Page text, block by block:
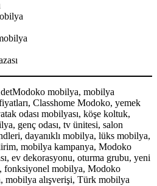
mobilya, mobilya
Classhome Modoko, yemek
odası mobilyası, köşe koltuk,
genç odası, tv ünitesi, salon
dayanıklı mobilya, lüks mobilya,
mobilya kampanya, Modoko
ev dekorasyonu, oturma grubu, yeni
fonksiyonel mobilya, Modoko
mobilya alışverişi, Türk mobilya